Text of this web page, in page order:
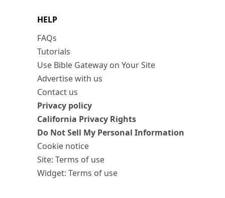
HELP
FAQs
Tutorials
Use Bible Gateway on Your Site
Advertise with us
Contact us
Privacy policy
California Privacy Rights
Do Not Sell My Personal Information
Cookie notice
Site: Terms of use
Widget: Terms of use